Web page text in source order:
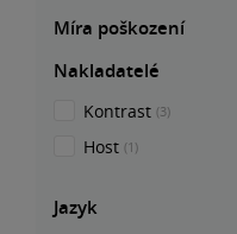
Míra poškození
Nakladatelé
Kontrast (3)
Host (1)
Jazyk